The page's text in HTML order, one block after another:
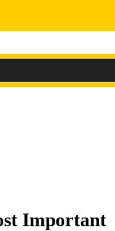
Important